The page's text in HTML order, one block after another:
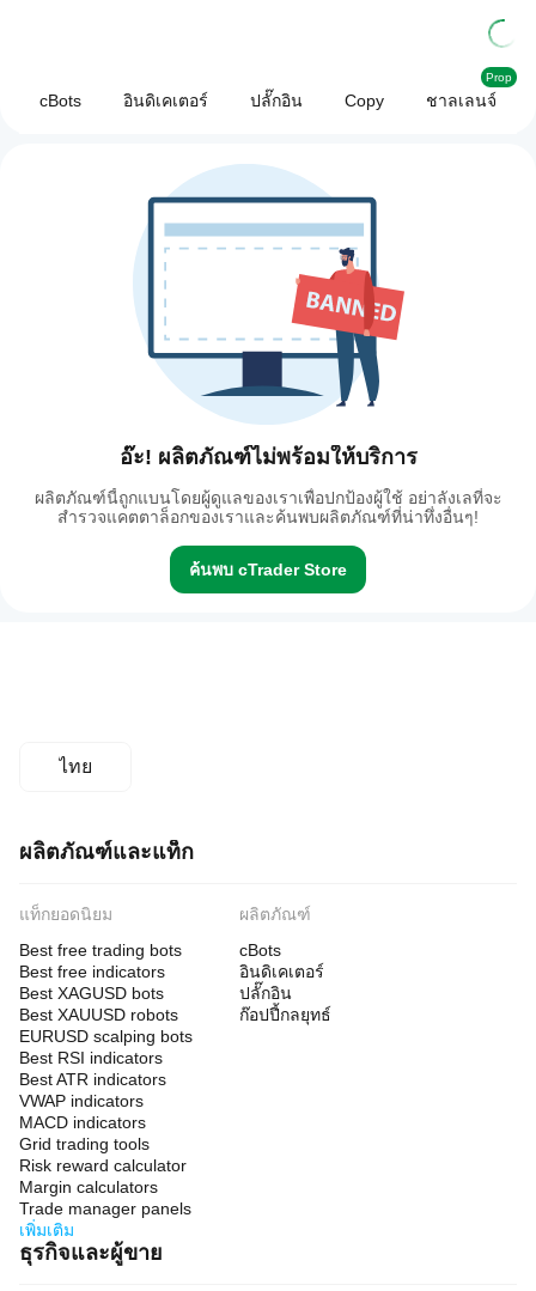
cBots อินดิเคเตอร์ ปลั๊กอิน Copy ชาลเลนจ์
Prop
อ๊ะ! ผลิตภัณฑ์ไม่พร้อมให้บริการ
ผลิตภัณฑ์นี้ถูกแบนโดยผู้ดูแลของเราเพื่อปกป้องผู้ใช้ อย่าลังเลที่จะ
สำรวจแคตตาล็อกของเราและค้นพบผลิตภัณฑ์ที่น่าทึ่งอื่นๆ!
ค้นพบ cTrader Store
ไทย
ผลิตภัณฑ์และแท็ก
แท็กยอดนิยม
Best free trading bots
Best free indicators
Best XAGUSD bots
Best XAUUSD robots
EURUSD scalping bots
Best RSI indicators
Best ATR indicators
VWAP indicators
MACD indicators
Grid trading tools
Risk reward calculator
Margin calculators
Trade manager panels
เพิ่มเติม
ผลิตภัณฑ์
cBots
อินดิเคเตอร์
ปลั๊กอิน
ก๊อปปี้กลยุทธ์
ธุรกิจและผู้ขาย